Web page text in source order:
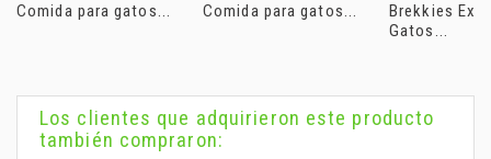
Comida para gatos... Comida para gatos...
Brekkies
Gatos...
Los clientes que adquirieron este producto
también compraron: